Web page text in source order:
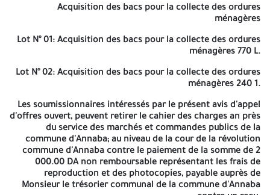
insérés dans des enveloppes séparées et cachetées, indiquant la
dénomination de l'entreprise, la référence et l'objet de l'appel
technique» ou «offre financière», selon le cas. Ces enveloppes
sont mises dans une autre enveloppe cachetée et anonyme
populaire communal de la commune de Annaba À n'ouvrir que
par la commission d'ouverture des plis et d'évaluation des offres
Minimale N° 09/2026 Acquisition des bacs pour la collecte des
ordures ménagères Lot N° 01: Acquisition des bacs pour la
collecte des ordures ménagères 770 L Lot N° 02: Acquisition des
bacs pour la collecte des ordures ménagères 240 L -La durée de
préparation des offres est fixée à 15 jours à partir de la date de la
première publication dans la presse nationale et le BOMOP.et la
presse électronique. -En cas d'approbation de la date limite de
préparation des offres un jour férié ou un jour de repos légal, la
Acquisition des bacs pour la collecte des ordures
ménagères
Lot N° 01: Acquisition des bacs pour la collecte des ordures
ménagères 770 L.
Lot N° 02: Acquisition des bacs pour la collecte des ordures
ménagères 240 1.
Les soumissionnaires intéressés par le présent avis d'appel
d'offres ouvert, peuvent retirer le cahier des charges an près
du service des marchés et commandes publics de la
commune d'Annaba; au niveau de la cour de la révolution
commune d'Annaba contre le paiement de la somme de 2
000.00 DA non remboursable représentant les frais de
reproduction et des photocopies, payable auprès de
Monsieur le trésorier communal de la commune d'Annaba